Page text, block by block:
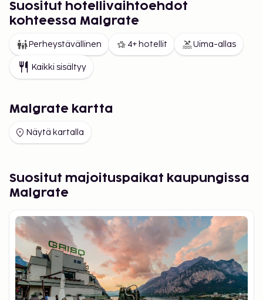
Suositut hotellivaihtoehdot
kohteessa Malgrate
Perheystävällinen 4+ hotellit Uima-allas
Kaikki sisältyy
Malgrate kartta
Näytä kartalla
Suositut majoituspaikat kaupungissa
Malgrate